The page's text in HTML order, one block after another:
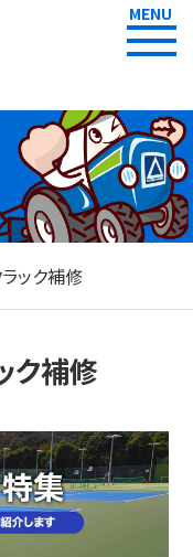
MENU
ック補修
ク補修